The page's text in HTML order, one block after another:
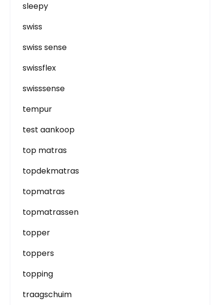
sleepy
swiss
swiss sense
swissflex
swisssense
tempur
test aankoop
top matras
topdekmatras
topmatras
topmatrassen
topper
toppers
topping
traagschuim